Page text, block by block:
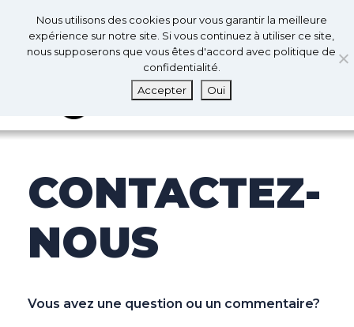
0 0
CONTACTEZ-
NOUS
Vous avez une question ou un commentaire?
Nous utilisons des cookies pour vous garantir la meilleure
expérience sur notre site. Si vous continuez à utiliser ce site,
nous supposerons que vous êtes d'accord avec politique de
confidentialité.
Accepter
Oui